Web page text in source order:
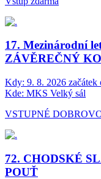
17. Mezinárodní
ZÁVĚREČNÝ
Kdy: 9. 8. 2026 začátek
Kde: MKS Velký sál
VSTUPNÉ
72. CHODSKÉ
POUŤ